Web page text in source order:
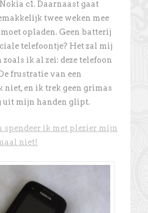
c1. Daarnaast gaat
twee weken mee
opladen. Geen batterij
telefoontje? Het zal mij
ik al zei: deze telefoon
frustratie van een
niet, en ik trek geen grimas
uit mijn handen glipt.
spendeer ik met plezier mijn
niet!